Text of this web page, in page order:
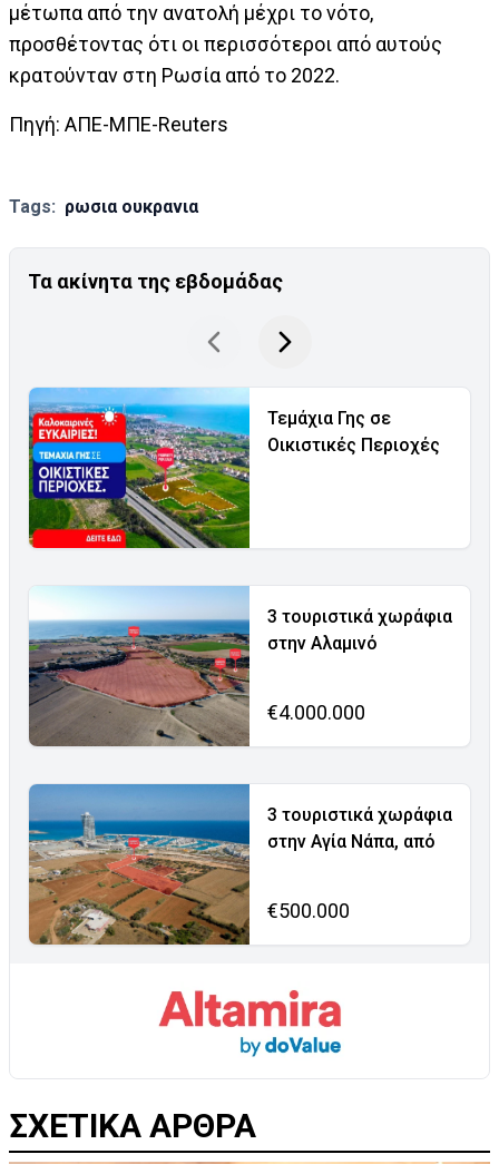
μέτωπα από την ανατολή μέχρι το νότο,
προσθέτοντας ότι οι περισσότεροι από αυτούς
κρατούνταν στη Ρωσία από το 2022.
Πηγή: ΑΠΕ-ΜΠΕ-Reuters
Tags: ρωσια ουκρανια
Τα ακίνητα της εβδομάδας
Τεμάχια Γης σε
Οικιστικές Περιοχές
3 τουριστικά χωράφια
στην Αλαμινό
€4.000.000
3 τουριστικά χωράφια
στην Αγία Νάπα, από
€500.000
ΣΧΕΤΙΚΑ ΑΡΘΡΑ